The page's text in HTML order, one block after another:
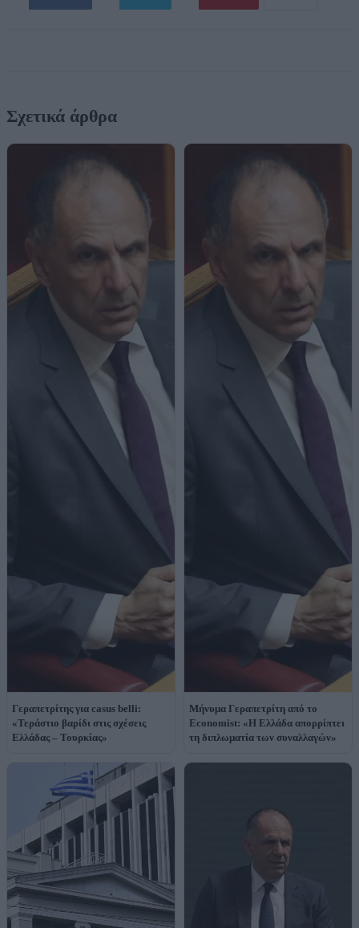
Σχετικά άρθρα
Γεραπετρίτης για casus belli:
«Τεράστιο βαρίδι στις σχέσεις
Ελλάδας – Τουρκίας»
Μήνυμα Γεραπετρίτη από το
Economist: «Η Ελλάδα απορρίπτει
τη διπλωματία των συναλλαγών»